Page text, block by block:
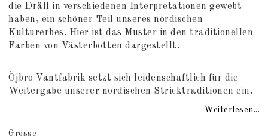
die Dräll in verschiedenen Interpretationen gewebt
haben, ein schöner Teil unseres nordischen
Kulturerbes. Hier ist das Muster in den traditionellen
Farben von Västerbotten dargestellt.
Öjbro Vantfabrik setzt sich leidenschaftlich für die
Weitergabe unserer nordischen Stricktraditionen ein.
Weiterlesen...
Grösse